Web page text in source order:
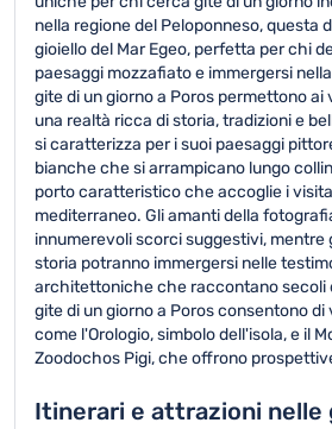
nella regione del Peloponneso, questa
gioiello del Mar Egeo, perfetta per chi
paesaggi mozzafiato e immergersi
gite di un giorno a Poros permettono
una realtà ricca di storia, tradizioni e
si caratterizza per i suoi paesaggi
bianche che si arrampicano lungo
porto caratteristico che accoglie i
mediterraneo. Gli amanti della
innumerevoli scorci suggestivi, mentre
storia potranno immergersi nelle
architettoniche che raccontano secoli
gite di un giorno a Poros consentono
come l'Orologio, simbolo dell'isola, e il
Zoodochos Pigi, che offrono
Itinerari e attrazioni nelle